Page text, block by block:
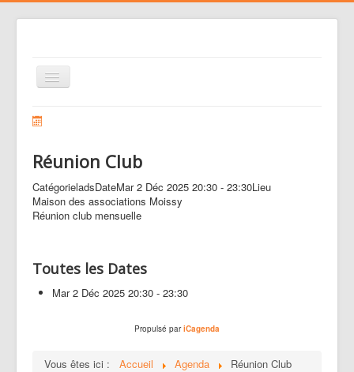
Basculer
la
Nos activités
Gestion des risques
Liens
Contacts
Réunion Club
CatégorieladsDateMar 2 Déc 2025 20:30 - 23:30Lieu
Maison des associations Moissy
Réunion club mensuelle
Toutes les Dates
Mar 2 Déc 2025 20:30 - 23:30
Propulsé pariCagenda
Vous êtes ici : Accueil Agenda Réunion Club